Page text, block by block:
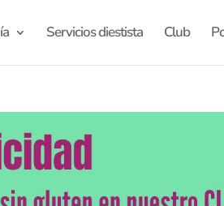
Servicios diestista Club